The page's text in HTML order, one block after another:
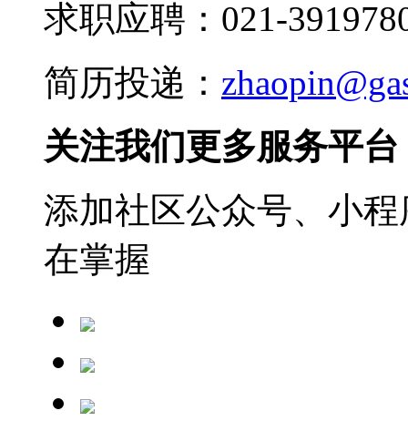
求职应聘：021-
简历投递：
关注我们更多服务平台
添加社区公众号、小
在掌握